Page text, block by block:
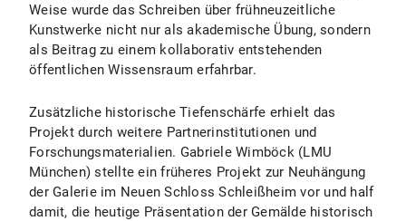
Weise wurde das Schreiben über frühneuzeitliche
Kunstwerke nicht nur als akademische Übung, sondern
als Beitrag zu einem kollaborativ entstehenden
öffentlichen Wissensraum erfahrbar.
Zusätzliche historische Tiefenschärfe erhielt das
Projekt durch weitere Partnerinstitutionen und
Forschungsmaterialien. Gabriele Wimböck (LMU
München) stellte ein früheres Projekt zur Neuhängung
der Galerie im Neuen Schloss Schleißheim vor und half
damit, die heutige Präsentation der Gemälde historisch